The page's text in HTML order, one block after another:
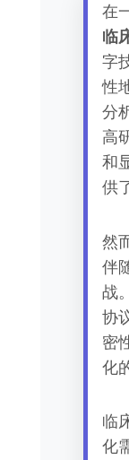
在
临
字
性
分
高
和
供
然
伴
战
协
密
化
临
化